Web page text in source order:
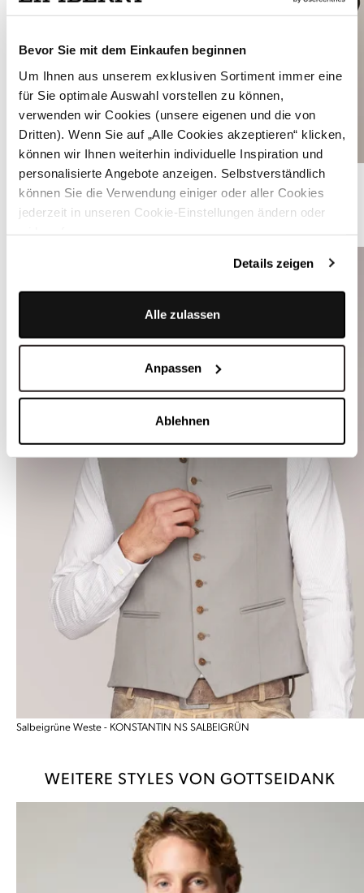
Bevor Sie mit dem Einkaufen beginnen
Um Ihnen aus unserem exklusiven Sortiment immer eine
für Sie optimale Auswahl vorstellen zu können,
verwenden wir Cookies (unsere eigenen und die von
Dritten). Wenn Sie auf „Alle Cookies akzeptieren“ klicken,
können wir Ihnen weiterhin individuelle Inspiration und
personalisierte Angebote anzeigen. Selbstverständlich
können Sie die Verwendung einiger oder aller Cookies
jederzeit in unseren Cookie-Einstellungen ändern oder
Details zeigen
Alle zulassen
Anpassen
Ablehnen
Flaschengrünes Sakko aus Leinen - HELMUT FLASCHENGRÜN
ÄHNLICHE STYLES
Salbeigrüne Weste - KONSTANTIN NS SALBEIGRÜN
WEITERE STYLES VON GOTTSEIDANK